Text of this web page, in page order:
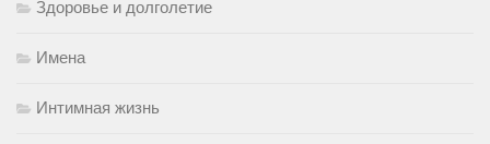
Здоровье и долголетие
Имена
Интимная жизнь